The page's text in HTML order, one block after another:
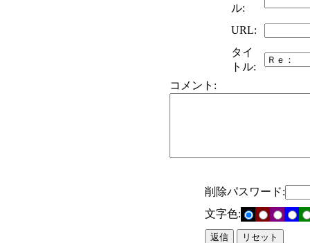
ル:
URL:
タイ
トル:
コメント:
削除パスワード:
文字色: